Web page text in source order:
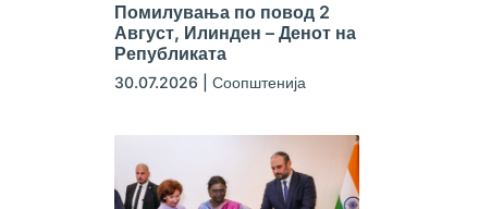
Помилувања по повод 2
Август, Илинден – Денот на
Републиката
30.07.2026 Соопштенија